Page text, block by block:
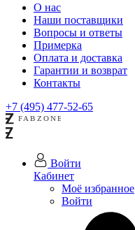
О нас
Наши поставщики
Вопросы и ответы
Примерка
Оплата и доставка
Гарантии и возврат
Контакты
+7 (495) 477-52-65
Войти
Кабинет
Моё избранное
Войти